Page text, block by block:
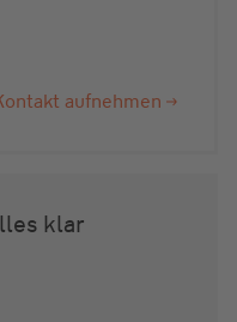
aufnehmen
klar